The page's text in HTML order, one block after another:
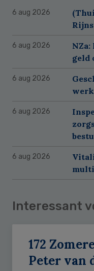
6 aug 2026
6 aug 2026
geld
6 aug 2026
6 aug 2026
6 aug 2026
Interessant
172
Peter van